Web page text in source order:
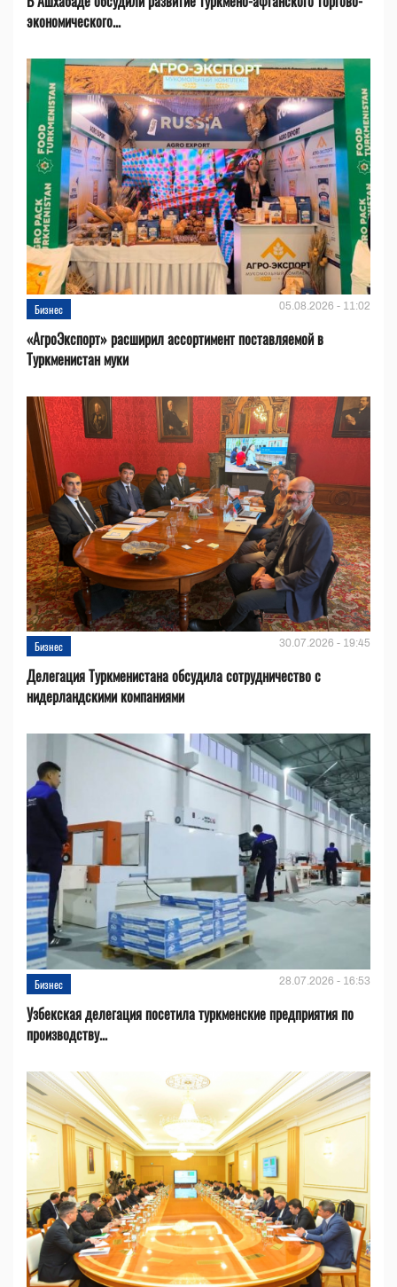
экономического...
Бизнес 05.08.2026 - 11:02
«АгроЭкспорт» расширил ассортимент поставляемой в
Туркменистан муки
Бизнес 30.07.2026 - 19:45
Делегация Туркменистана обсудила сотрудничество с
нидерландскими компаниями
Бизнес 28.07.2026 - 16:53
Узбекская делегация посетила туркменские предприятия по
производству...